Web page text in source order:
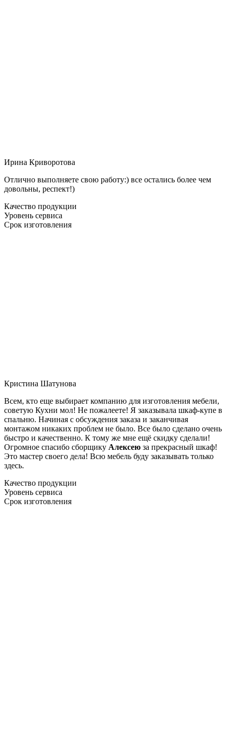
Ирина Криворотова
Отлично выполняете свою работу:) все остались более чем
довольны, респект!)
Качество продукции
Уровень сервиса
Срок изготовления
Кристина Шатунова
Всем, кто еще выбирает компанию для изготовления мебели,
советую Кухни мол! Не пожалеете! Я заказывала шкаф-купе в
спальню. Начиная с обсуждения заказа и заканчивая
монтажом никаких проблем не было. Все было сделано очень
быстро и качественно. К тому же мне ещё скидку сделали!
Огромное спасибо сборщику Алексею за прекрасный шкаф!
Это мастер своего дела! Всю мебель буду заказывать только
здесь.
Качество продукции
Уровень сервиса
Срок изготовления